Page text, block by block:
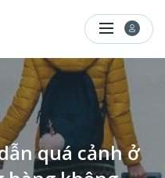
quá cảnh ở